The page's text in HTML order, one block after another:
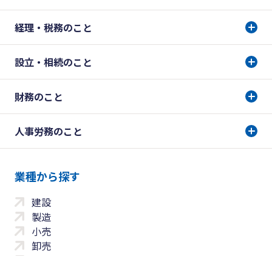
経理・税務のこと
設立・相続のこと
財務のこと
人事労務のこと
業種から探す
建設
製造
小売
卸売